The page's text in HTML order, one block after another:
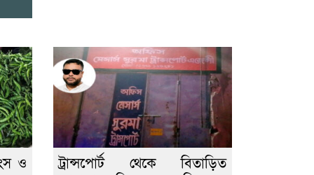
ও
ট্রান্সপোর্ট থেকে বিতাড়িত